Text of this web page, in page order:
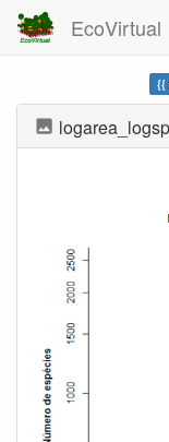
EcoVirtual